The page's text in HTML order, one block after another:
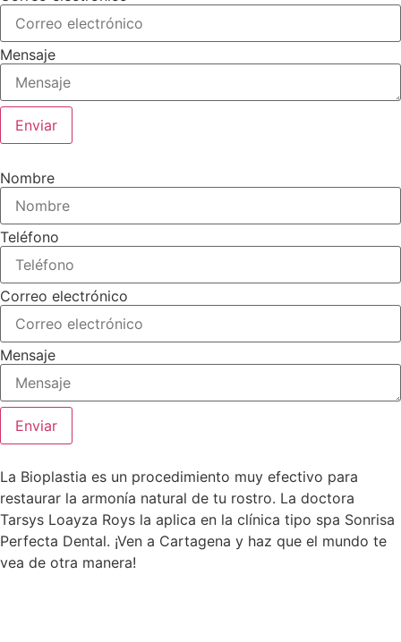
Mensaje
Enviar
Nombre
Teléfono
Correo electrónico
Mensaje
Enviar
La Bioplastia es un procedimiento muy efectivo para
restaurar la armonía natural de tu rostro. La doctora
Tarsys Loayza Roys la aplica en la clínica tipo spa Sonrisa
Perfecta Dental. ¡Ven a Cartagena y haz que el mundo te
vea de otra manera!